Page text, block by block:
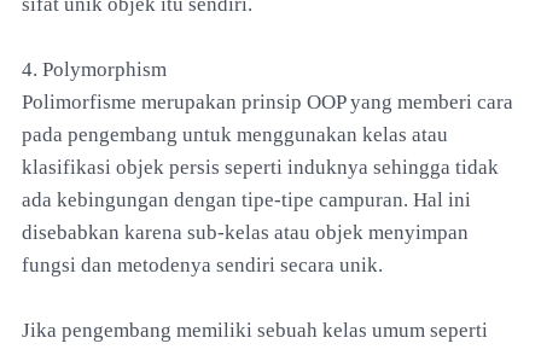
4. Polymorphism
Polimorfisme merupakan prinsip OOP yang memberi cara
pada pengembang untuk menggunakan kelas atau
klasifikasi objek persis seperti induknya sehingga tidak
ada kebingungan dengan tipe-tipe campuran. Hal ini
disebabkan karena sub-kelas atau objek menyimpan
fungsi dan metodenya sendiri secara unik.
Jika pengembang memiliki sebuah kelas umum seperti